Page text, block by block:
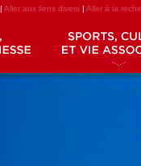
| Aller aux liens divers| Aller à la